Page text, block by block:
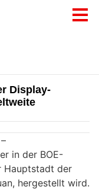
Display-
in der BOE-
Hauptstadt der
hergestellt wird.